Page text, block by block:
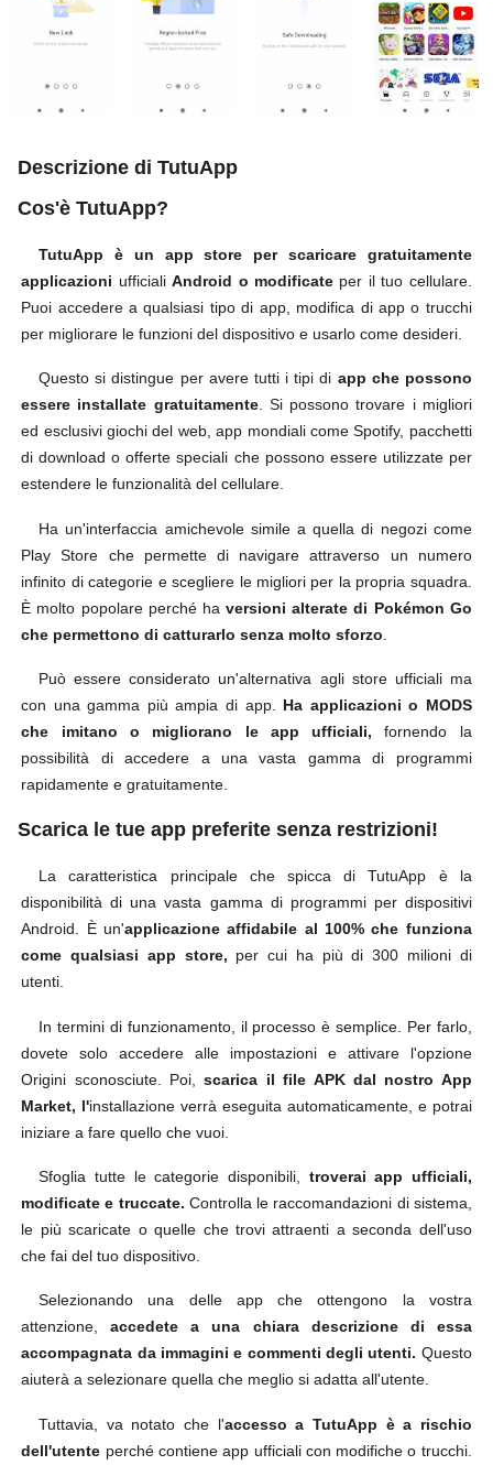
Descrizione di TutuApp
Cos'è TutuApp?
TutuApp è un app store per scaricare gratuitamente
applicazioni ufficialiAndroid o modificate per il tuo cellulare.
Puoi accedere a qualsiasi tipo di app, modifica di app o trucchi
per migliorare le funzioni del dispositivo e usarlo come desideri.
Questo si distingue per avere tutti i tipi di app che possono
essere installate gratuitamente. Si possono trovare i migliori
ed esclusivi giochi del web, app mondiali come Spotify, pacchetti
di download o offerte speciali che possono essere utilizzate per
estendere le funzionalità del cellulare.
Ha un'interfaccia amichevole simile a quella di negozi come
Play Store che permette di navigare attraverso un numero
infinito di categorie e scegliere le migliori per la propria squadra.
È molto popolare perché haversioni alterate di Pokémon Go
che permettono di catturarlo senza molto sforzo
Può essere considerato un'alternativa agli store ufficiali ma
con una gamma più ampia di app. Ha applicazioni o MODS
che imitano o migliorano le app ufficiali,fornendo la
possibilità di accedere a una vasta gamma di programmi
rapidamente e gratuitamente.
Scarica le tue app preferite senza restrizioni!
La caratteristica principale che spicca di TutuApp è la
disponibilità di una vasta gamma di programmi per dispositivi
Android. È un'applicazione affidabile al 100% che funziona
come qualsiasi app store, per cui ha più di 300 milioni di
utenti.
In termini di funzionamento, il processo è semplice. Per farlo,
dovete solo accedere alle impostazioni e attivare l'opzione
Origini sconosciute. Poi,scarica il file APK dal nostro App
Market, l'installazione verrà eseguita automaticamente, e potrai
iniziare a fare quello che vuoi.
Sfoglia tutte le categorie disponibili, troverai app ufficiali,
modificate e truccate. Controlla le raccomandazioni di sistema,
le più scaricate o quelle che trovi attraenti a seconda dell'uso
che fai del tuo dispositivo.
Selezionando una delle app che ottengono la vostra
attenzione,accedete a una chiara descrizione di essa
accompagnata da immagini e commenti degli utenti. Questo
aiuterà a selezionare quella che meglio si adatta all'utente.
Tuttavia, va notato che l'accesso a TutuApp è a rischio
dell'utente perché contiene app ufficiali con modifiche o trucchi.